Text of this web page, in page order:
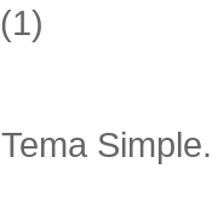
(1)
Tema